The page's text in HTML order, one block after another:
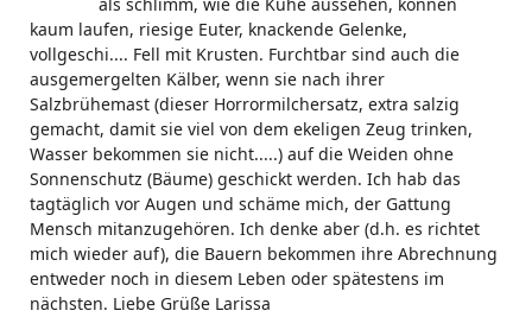
kaum laufen, riesige Euter, knackende Gelenke,
vollgeschi.... Fell mit Krusten. Furchtbar sind auch die
ausgemergelten Kälber, wenn sie nach ihrer
Salzbrühemast (dieser Horrormilchersatz, extra salzig
gemacht, damit sie viel von dem ekeligen Zeug trinken,
Wasser bekommen sie nicht.....) auf die Weiden ohne
Sonnenschutz (Bäume) geschickt werden. Ich hab das
tagtäglich vor Augen und schäme mich, der Gattung
Mensch mitanzugehören. Ich denke aber (d.h. es richtet
mich wieder auf), die Bauern bekommen ihre Abrechnung
entweder noch in diesem Leben oder spätestens im
nächsten. Liebe Grüße Larissa